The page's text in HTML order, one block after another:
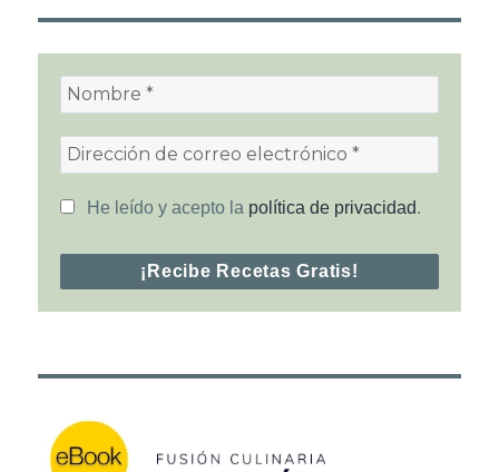
He leído y acepto la política de privacidad.